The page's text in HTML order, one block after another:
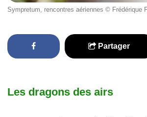
Sympretum, rencontres aériennes © Frédérique
Partager
Les dragons des airs